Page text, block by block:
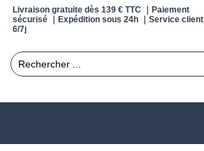
Livraison gratuite dès 139 € TTC ｜Paiement
sécurisé ｜Expédition sous 24h ｜Service client
6/7j